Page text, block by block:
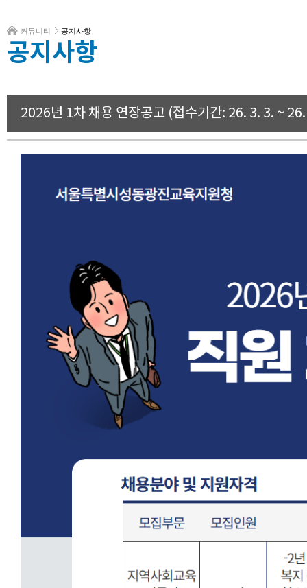
커뮤니티 공지사항
공지사항
2026년 1차 채용 연장공고 (접수기간: 26. 3. 3. ~